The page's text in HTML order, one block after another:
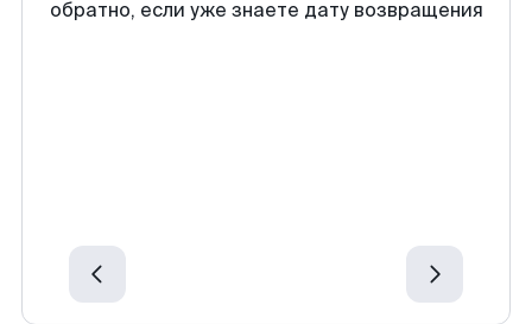
обратно, если уже знаете дату возвращения